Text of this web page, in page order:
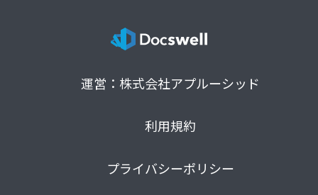
運営：株式会社アプルーシッド
利用規約
プライバシーポリシー